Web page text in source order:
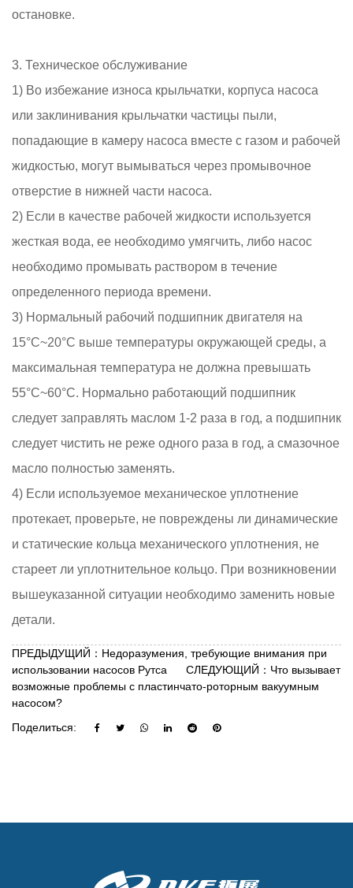
остановке.
3. Техническое обслуживание
1) Во избежание износа крыльчатки, корпуса насоса
или заклинивания крыльчатки частицы пыли,
попадающие в камеру насоса вместе с газом и рабочей
жидкостью, могут вымываться через промывочное
отверстие в нижней части насоса.
2) Если в качестве рабочей жидкости используется
жесткая вода, ее необходимо умягчить, либо насос
необходимо промывать раствором в течение
определенного периода времени.
3) Нормальный рабочий подшипник двигателя на
15°C~20°C выше температуры окружающей среды, а
максимальная температура не должна превышать
55°C~60°C. Нормально работающий подшипник
следует заправлять маслом 1-2 раза в год, а подшипник
следует чистить не реже одного раза в год, а смазочное
масло полностью заменять.
4) Если используемое механическое уплотнение
протекает, проверьте, не повреждены ли динамические
и статические кольца механического уплотнения, не
стареет ли уплотнительное кольцо. При возникновении
вышеуказанной ситуации необходимо заменить новые
детали.
ПРЕДЫДУЩИЙ：Недоразумения, требующие внимания при
использовании насосов Рутса
СЛЕДУЮЩИЙ：Что вызывает
возможные проблемы с пластинчато-роторным вакуумным
насосом?
Поделиться: